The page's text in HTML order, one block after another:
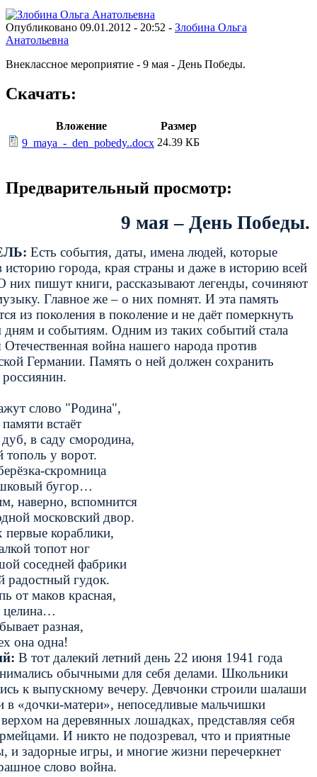
Опубликовано 09.01.2012 - 20:52 - Злобина Ольга
Анатольевна
Внеклассное мероприятие - 9 мая - День Победы.
Скачать:
Вложение
Размер
9_maya_-_den_pobedy..docx 24.39 КБ
Предварительный просмотр:
9 мая – День Победы.
Есть события, даты, имена людей, которые
города, края страны и даже в историю всей
них пишут книги, рассказывают легенды, сочиняют
Главное же – о них помнят. И эта память
из поколения в поколение и не даёт померкнуть
дням и событиям. Одним из таких событий стала
Отечественная война нашего народа против
Германии. Память о ней должен сохранить
слово "Родина",
встаёт
в саду смородина,
тополь у ворот.
скромница
бугор…
наверно, вспомнится
московский двор.
кораблики,
топот ног
соседней фабрики
радостный гудок.
от маков красная,
целина…
разная,
она одна!
В тот далекий летний день 22 июня 1941 года
обычными для себя делами. Школьники
к выпускному вечеру. Девчонки строили шалаши
в «дочки-матери», непоседливые мальчишки
верхом на деревянных лошадках, представляя себя
И никто не подозревал, что и приятные
и задорные игры, и многие жизни перечеркнет
слово война.